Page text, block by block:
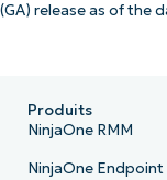
(GA) release as of the
Produits
NinjaOne RMM
NinjaOne